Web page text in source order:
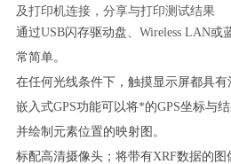
及打印机连接，分享与打印测试结果
通过USB闪存驱动盘、 Wireless LAN或
常简单。
在任何光线条件下，触摸显示屏都具有
嵌入式GPS功能可以将*的GPS坐标与
并绘制元素位置的映射图。
标配高清摄像头；将带有XRF数据的图